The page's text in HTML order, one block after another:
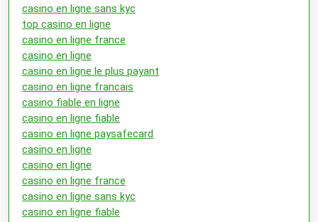
casino en ligne sans kyc
top casino en ligne
casino en ligne france
casino en ligne
casino en ligne le plus payant
casino en ligne francais
casino fiable en ligne
casino en ligne fiable
casino en ligne paysafecard
casino en ligne
casino en ligne
casino en ligne france
casino en ligne sans kyc
casino en ligne fiable